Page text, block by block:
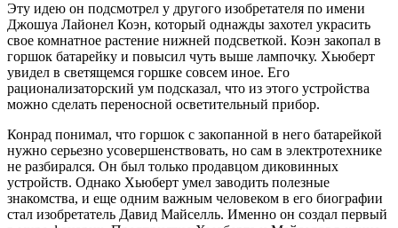
Эту идею он подсмотрел у другого изобретателя по имени
Джошуа Лайонел Коэн, который однажды захотел украсить
свое комнатное растение нижней подсветкой. Коэн закопал в
горшок батарейку и повысил чуть выше лампочку. Хьюберт
увидел в светящемся горшке совсем иное. Его
рационализаторский ум подсказал, что из этого устройства
можно сделать переносной осветительный прибор.
Конрад понимал, что горшок с закопанной в него батарейкой
нужно серьезно усовершенствовать, но сам в электротехнике
не разбирался. Он был только продавцом диковинных
устройств. Однако Хьюберт умел заводить полезные
знакомства, и еще одним важным человеком в его биографии
стал изобретатель Давид Майселль. Именно он создал первый